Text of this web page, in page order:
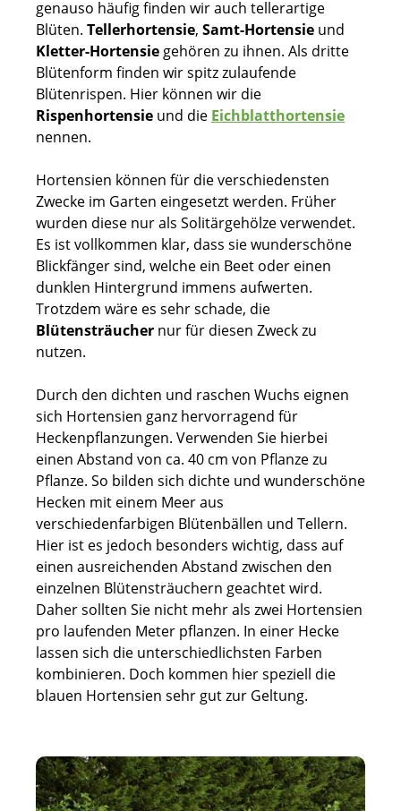
genauso häufig finden wir auch tellerartige
Blüten. Tellerhortensie, Samt-Hortensie und
Kletter-Hortensie gehören zu ihnen. Als dritte
Blütenform finden wir spitz zulaufende
Blütenrispen. Hier können wir die
Rispenhortensie und die Eichblatthortensie
nennen.
Hortensien können für die verschiedensten
Zwecke im Garten eingesetzt werden. Früher
wurden diese nur als Solitärgehölze verwendet.
Es ist vollkommen klar, dass sie wunderschöne
Blickfänger sind, welche ein Beet oder einen
dunklen Hintergrund immens aufwerten.
Trotzdem wäre es sehr schade, die
Blütensträucher nur für diesen Zweck zu
nutzen.
Durch den dichten und raschen Wuchs eignen
sich Hortensien ganz hervorragend für
Heckenpflanzungen. Verwenden Sie hierbei
einen Abstand von ca. 40 cm von Pflanze zu
Pflanze. So bilden sich dichte und wunderschöne
Hecken mit einem Meer aus
verschiedenfarbigen Blütenbällen und Tellern.
Hier ist es jedoch besonders wichtig, dass auf
einen ausreichenden Abstand zwischen den
einzelnen Blütensträuchern geachtet wird.
Daher sollten Sie nicht mehr als zwei Hortensien
pro laufenden Meter pflanzen. In einer Hecke
lassen sich die unterschiedlichsten Farben
kombinieren. Doch kommen hier speziell die
blauen Hortensien sehr gut zur Geltung.